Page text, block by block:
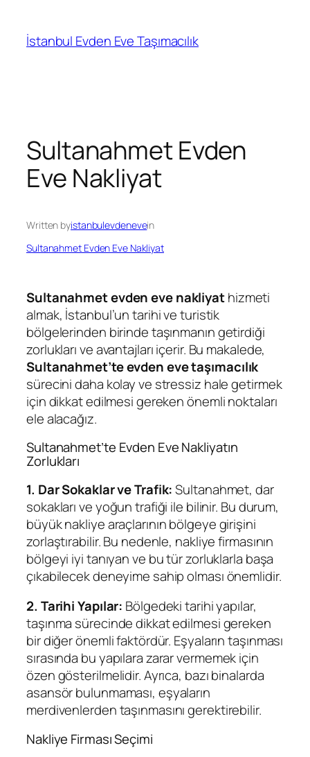
İstanbul Evden Eve Taşımacılık
Sultanahmet Evden
Eve Nakliyat
Written byistanbulevdenevein
Sultanahmet Evden Eve Nakliyat
Sultanahmet evden eve nakliyathizmeti
almak, İstanbul’un tarihi ve turistik
bölgelerinden birinde taşınmanın getirdiği
zorlukları ve avantajları içerir. Bu makalede,
Sultanahmet’te evden eve taşımacılık
sürecini daha kolay ve stressiz hale getirmek
için dikkat edilmesi gereken önemli noktaları
ele alacağız.
Sultanahmet’te Evden Eve Nakliyatın
Zorlukları
1. Dar Sokaklar ve Trafik:Sultanahmet, dar
sokakları ve yoğun trafiği ile bilinir. Bu durum,
büyük nakliye araçlarının bölgeye girişini
zorlaştırabilir. Bu nedenle, nakliye firmasının
bölgeyi iyi tanıyan ve bu tür zorluklarla başa
çıkabilecek deneyime sahip olması önemlidir.
2. Tarihi Yapılar: Bölgedeki tarihi yapılar,
taşınma sürecinde dikkat edilmesi gereken
bir diğer önemli faktördür. Eşyaların taşınması
sırasında bu yapılara zarar vermemek için
özen gösterilmelidir. Ayrıca, bazı binalarda
asansör bulunmaması, eşyaların
merdivenlerden taşınmasını gerektirebilir.
Nakliye Firması Seçimi